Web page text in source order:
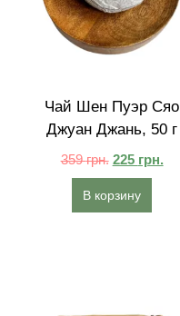
Чай Шен Пуэр Сяо
Джуан Джань, 50 г
359грн. 225 грн.
В корзину